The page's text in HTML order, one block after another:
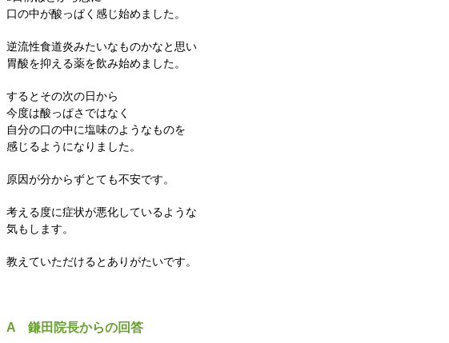
口の中が酸っぱく感じ始めました。
逆流性食道炎みたいなものかなと思い
胃酸を抑える薬を飲み始めました。
するとその次の日から
今度は酸っぱさではなく
自分の口の中に塩味のようなものを
感じるようになりました。
原因が分からずとても不安です。
考える度に症状が悪化しているような
気もします。
教えていただけるとありがたいです。
A 鎌田院長からの回答